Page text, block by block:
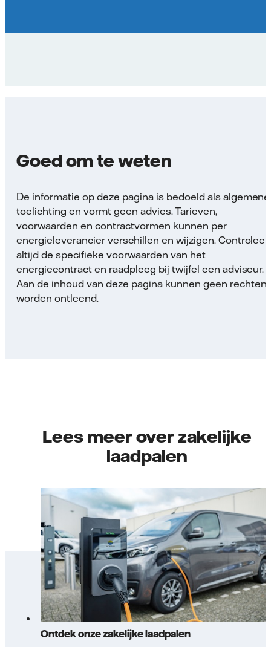
Goed om te weten
De informatie op deze pagina is bedoeld als algemene
toelichting en vormt geen advies. Tarieven,
voorwaarden en contractvormen kunnen per
energieleverancier verschillen en wijzigen. Controleer
altijd de specifieke voorwaarden van het
energiecontract en raadpleeg bij twijfel een adviseur.
Aan de inhoud van deze pagina kunnen geen rechten
worden ontleend.
Lees meer over zakelijke
laadpalen
Ontdek onze zakelijke laadpalen